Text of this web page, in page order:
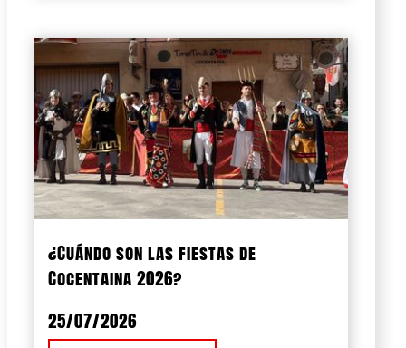
¿Cuándo son las fiestas de
Cocentaina 2026?
25/07/2026